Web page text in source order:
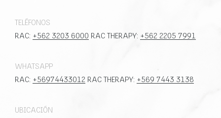
TELÉFONOS
RAC: +562 3203 6000 RAC THERAPY: +562 2205 7991
WHATSAPP
RAC: +56974433012 RAC THERAPY: +569 7443 3138
UBICACIÓN